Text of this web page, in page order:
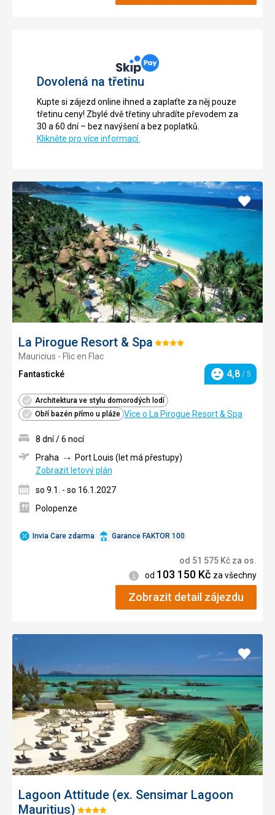
Dovolená na třetinu
Kupte si zájezd online ihned a zaplaťte za něj pouze
třetinu ceny! Zbylé dvě třetiny uhradíte převodem za
30 a 60 dní – bez navýšení a bez poplatků.
Klikněte pro více informací.
La Pirogue Resort & Spa Hodnocení:
Mauricius - Flic en Flac
Fantastické
Hodnocení
4,8 / 5
Architektura ve stylu domorodých lodí
Obří bazén přímo u pláže Více o La Pirogue Resort & Spa
Přidat
do
Invia Care zdarma Garance FAKTOR 100
8 dní / 6 nocí
Praha
Port Louis (let má přestupy)
Zobrazit letový plán
so 9.1. - so 16.1.2027
Polopenze
od 51 575 Kč za os.
Informace
od 103 150 Kč za všechny
Zobrazit detail zájezdu
Lagoon Attitude (ex. Sensimar Lagoon
Mauritius) Hodnocení:
Přidat
do